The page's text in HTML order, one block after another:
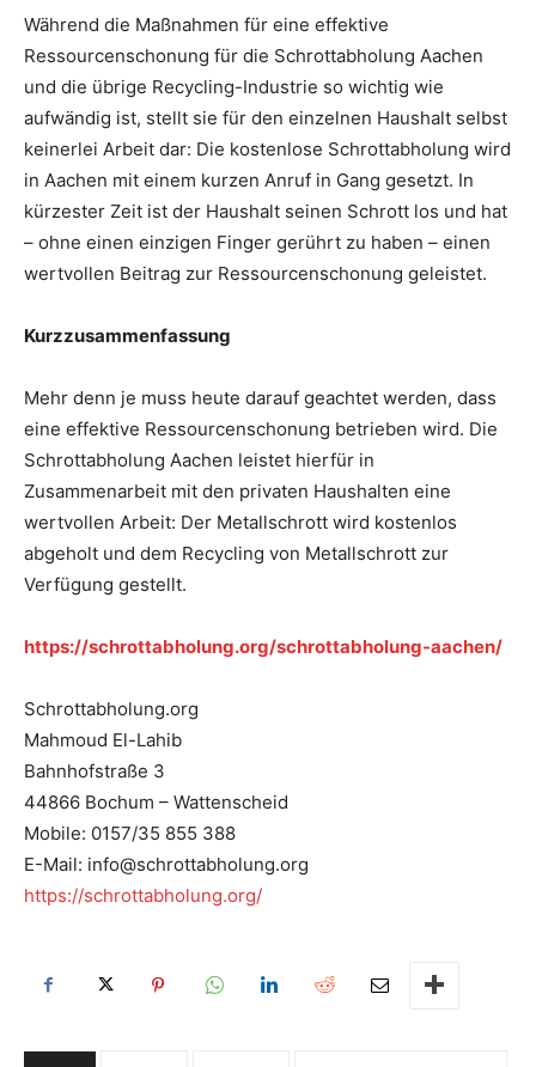
Während die Maßnahmen für eine effektive
Ressourcenschonung für die Schrottabholung Aachen
und die übrige Recycling-Industrie so wichtig wie
aufwändig ist, stellt sie für den einzelnen Haushalt selbst
keinerlei Arbeit dar: Die kostenlose Schrottabholung wird
in Aachen mit einem kurzen Anruf in Gang gesetzt. In
kürzester Zeit ist der Haushalt seinen Schrott los und hat
– ohne einen einzigen Finger gerührt zu haben – einen
wertvollen Beitrag zur Ressourcenschonung geleistet.
Kurzzusammenfassung
Mehr denn je muss heute darauf geachtet werden, dass
eine effektive Ressourcenschonung betrieben wird. Die
Schrottabholung Aachen leistet hierfür in
Zusammenarbeit mit den privaten Haushalten eine
wertvollen Arbeit: Der Metallschrott wird kostenlos
abgeholt und dem Recycling von Metallschrott zur
Verfügung gestellt.
https://schrottabholung.org/schrottabholung-aachen/
Schrottabholung.org
Mahmoud El-Lahib
Bahnhofstraße 3
44866 Bochum – Wattenscheid
Mobile: 0157/35 855 388
E-Mail: info@schrottabholung.org
https://schrottabholung.org/